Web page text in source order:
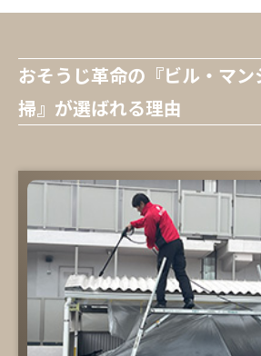
おそうじ革命の『ビル・マ
掃』が選ばれる理由